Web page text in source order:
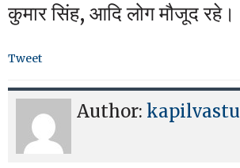
कुमार सिंह, आदि लोग मौजूद रहे।
Tweet
Author: kapilvastu